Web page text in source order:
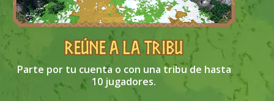
REÚNE A LA TRIBU
Parte por tu cuenta o con una tribu de hasta
10 jugadores.